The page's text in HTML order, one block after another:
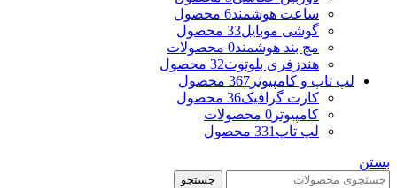
ساعت هوشمند6 محصول
گوشی موبایل33 محصول
مچ بند هوشمند0 محصولات
هندزفری بلوتوث32 محصول
لپ تاپ و کامپیوتر 367 محصول
کارت گرافیک36 محصول
کامپیوتر 0 محصولات
لپ تاپ 331 محصول
بستن
جستجو